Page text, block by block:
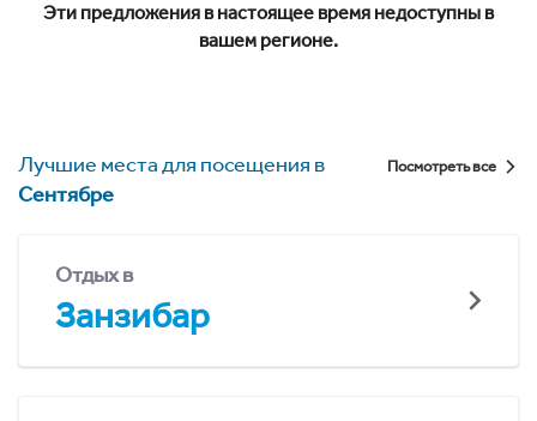
Эти предложения в настоящее время недоступны в
вашем регионе.
Лучшие места для посещения в
Сентябре
Посмотреть все
Отдых в
Занзибар